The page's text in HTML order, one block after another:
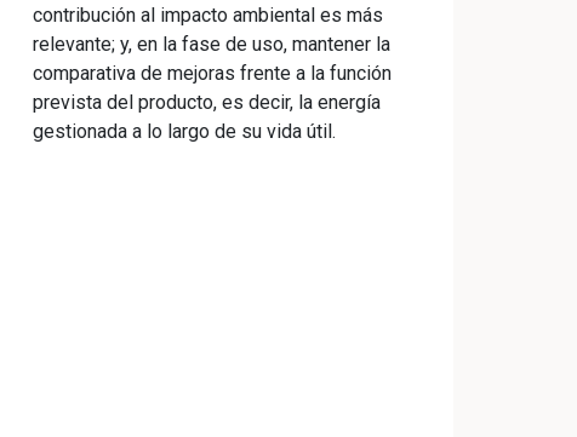
contribución al impacto ambiental es más
relevante; y, en la fase de uso, mantener la
comparativa de mejoras frente a la función
prevista del producto, es decir, la energía
gestionada a lo largo de su vida útil.